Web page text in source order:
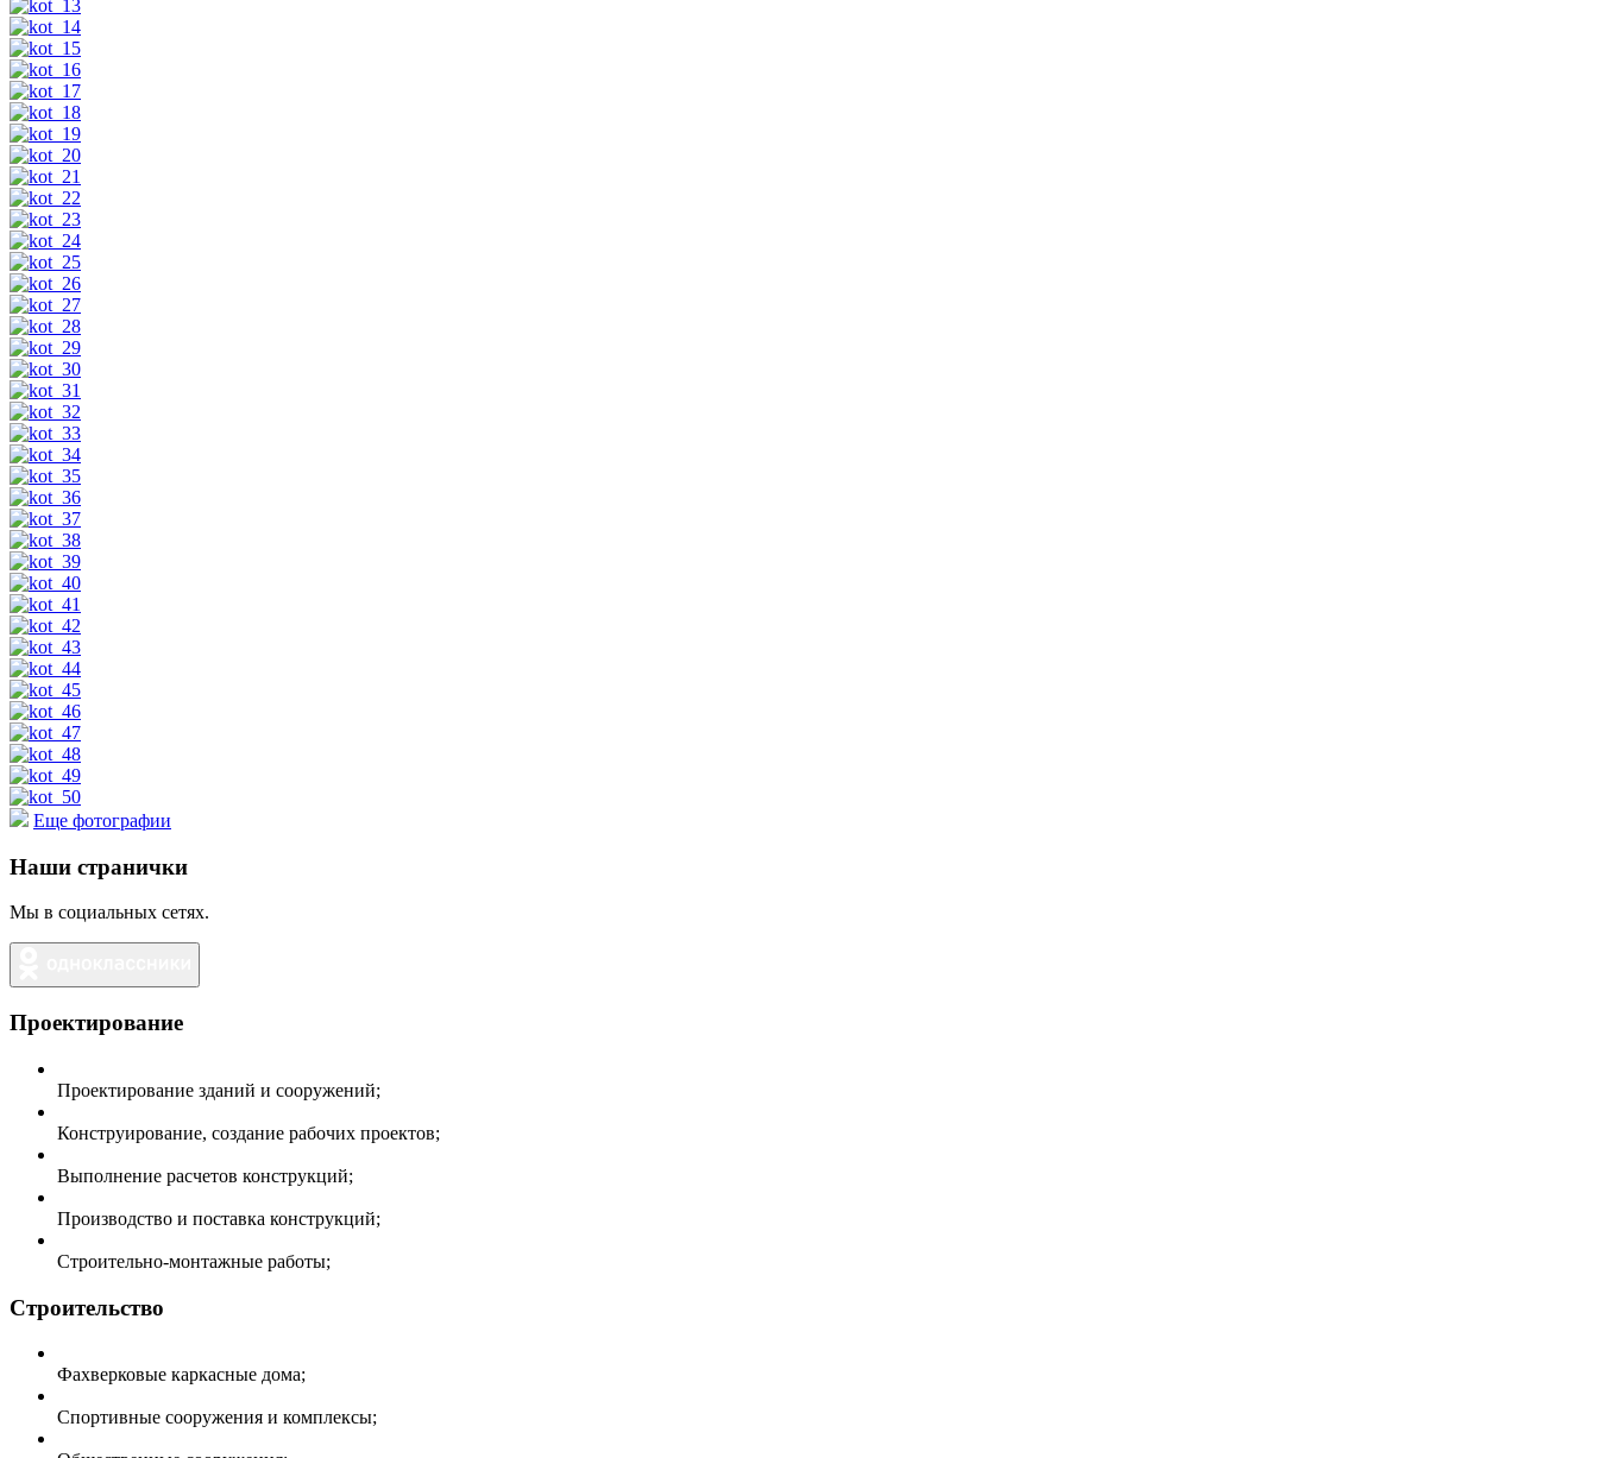
Еще фотографии
Наши странички
Мы в социальных сетях.
Проектирование
Проектирование зданий и сооружений;
Конструирование, создание рабочих проектов;
Выполнение расчетов конструкций;
Производство и поставка конструкций;
Строительно-монтажные работы;
Строительство
Фахверковые каркасные дома;
Спортивные сооружения и комплексы;